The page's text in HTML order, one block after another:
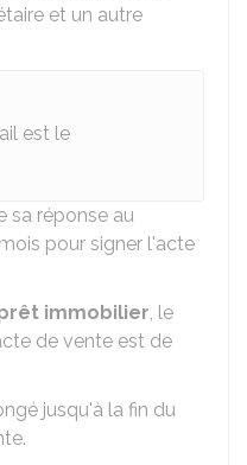
et un autre
est le
sa réponse au
pour signer l'acte
immobilier, le
de vente est de
jusqu'à la fin du